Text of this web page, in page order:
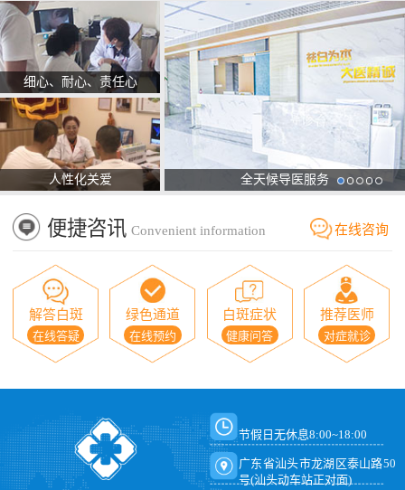
细心、耐心、责任心
人性化关爱 全天候导医服务
便捷咨讯 Convenient information 在线咨询
解答白斑
在线答疑
绿色通道
在线预约
白斑症状
健康问答
推荐医师
对症就诊
节假日无休息8:00~18:00
广东省汕头市龙湖区泰山路50
号(汕头动车站正对面)